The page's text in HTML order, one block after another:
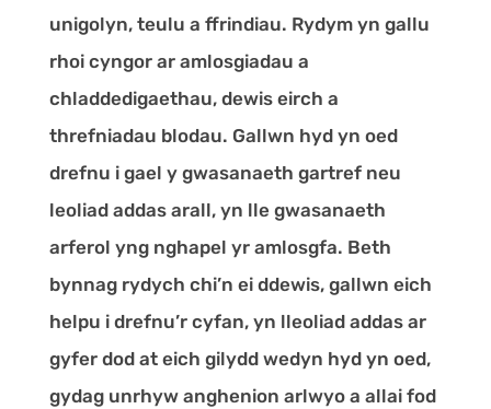
unigolyn, teulu a ffrindiau. Rydym yn gallu
rhoi cyngor ar amlosgiadau a
chladdedigaethau, dewis eirch a
threfniadau blodau. Gallwn hyd yn oed
drefnu i gael y gwasanaeth gartref neu
leoliad addas arall, yn lle gwasanaeth
arferol yng nghapel yr amlosgfa. Beth
bynnag rydych chi’n ei ddewis, gallwn eich
helpu i drefnu’r cyfan, yn lleoliad addas ar
gyfer dod at eich gilydd wedyn hyd yn oed,
gydag unrhyw anghenion arlwyo a allai fod